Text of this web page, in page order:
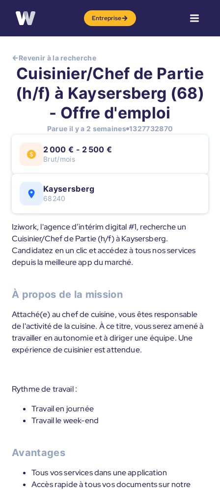
Entreprise
Revenir à la recherche
Cuisinier/Chef de Partie
(h/f) à Kaysersberg (68)
- Offre d'emploi
Parue il y a 2 semaines 1327732870
2 000 € - 2 500 €
Brut/mois
Kaysersberg
68240
Iziwork, l'agence d’intérim digital #1, recherche un
Cuisinier/Chef de Partie (h/f) à Kaysersberg.
Candidatez en un clic et accédez à tous nos services
depuis la meilleure app du marché.
À propos de la mission
Attaché(e) au chef de cuisine, vous êtes responsable
de l'activité de la cuisine. À ce titre, vous serez amené à
travailler en autonomie et à diriger une équipe. Une
expérience de cuisinier est attendue.
Rythme de travail :
Travail en journée
Travail le week-end
Avantages
Tous vos services dans une application
Accès rapide à tous vos documents sur notre